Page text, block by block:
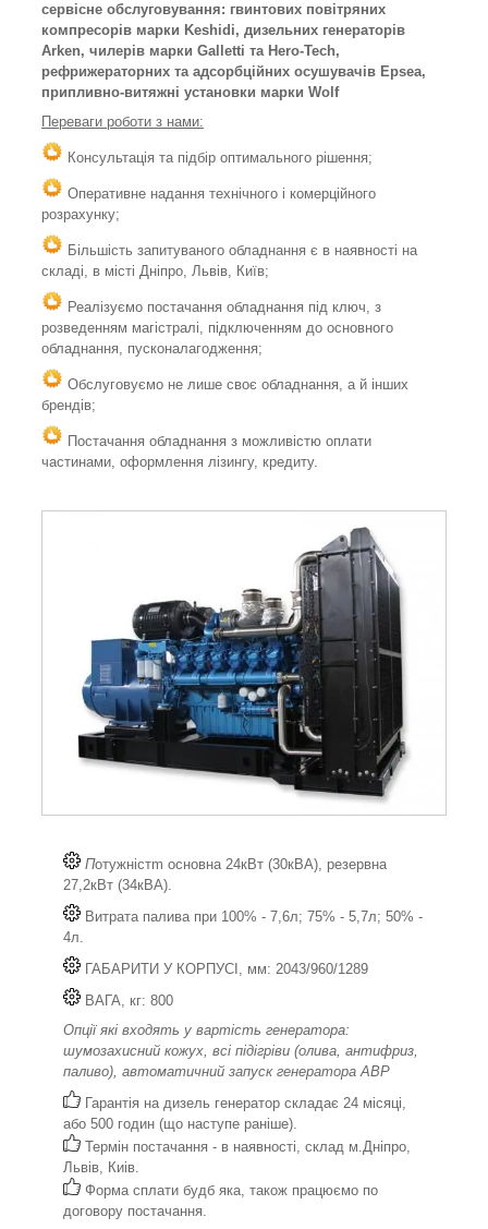
сервісне обслуговування: гвинтових повітряних
компресорів марки Keshidi, дизельних генераторів
Arken, чилерів марки Galletti та Hero-Tech,
рефрижераторних та адсорбційних осушувачів Epsea,
припливно-витяжні установки марки Wolf
Переваги роботи з нами:
Консультація та підбір оптимального рішення;
Оперативне надання технічного і комерційного
розрахунку;
Більшість запитуваного обладнання є в наявності на
складі, в місті Дніпро, Львів, Київ;
Реалізуємо постачання обладнання під ключ, з
розведенням магістралі, підключенням до основного
обладнання, пусконалагодження;
Обслуговуємо не лише своє обладнання, а й інших
брендів;
Постачання обладнання з можливістю оплати
частинами, оформлення лізингу, кредиту.
Потужністm основна 24кВт (30кВА), резервна
27,2кВт (34кВА).
Витрата палива при 100% - 7,6л; 75% - 5,7л; 50% -
4л.
ГАБАРИТИ У КОРПУСІ, мм: 2043/960/1289
ВАГА, кг: 800
Опції які входять у вартість генератора:
шумозахисний кожух, всі підігріви (олива, антифриз,
паливо), автоматичний запуск генератора АВР
Гарантія на дизель генератор складає 24 місяці,
або 500 годин (що наступе раніше).
Термін постачання - в наявності, склад м.Дніпро,
Львів, Киів.
Форма сплати будб яка, також працюємо по
договору постачання.